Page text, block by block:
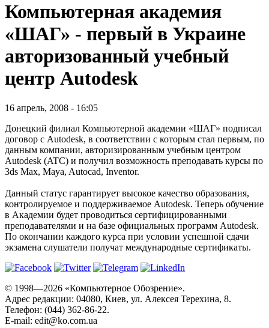
Компьютерная академия
«ШАГ» - первый в Украине
авторизованный учебный
центр Autodesk
16 апрель, 2008 - 16:05
Донецкий филиал Компьютерной академии «ШАГ» подписал
договор с Autodesk, в соответствии с которым стал первым, по
данным компании, авторизированным учебным центром
Autodesk (ATC) и получил возможность преподавать курсы по
3ds Max, Maya, Autocad, Inventor.
Данный статус гарантирует высокое качество образования,
контролируемое и поддерживаемое Autodesk. Теперь обучение
в Академии будет проводиться сертифицированными
преподавателями и на базе официальных программ Autodesk.
По окончании каждого курса при условии успешной сдачи
экзамена слушатели получат международные сертификаты.
© 1998—2026 «Компьютерное Обозрение».
Адрес редакции: 04080, Киев, ул. Алексея Терехина, 8.
Телефон: (044) 362-86-22.
E-mail: edit@ko.com.ua